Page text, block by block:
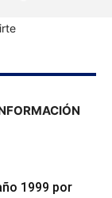
1999 por